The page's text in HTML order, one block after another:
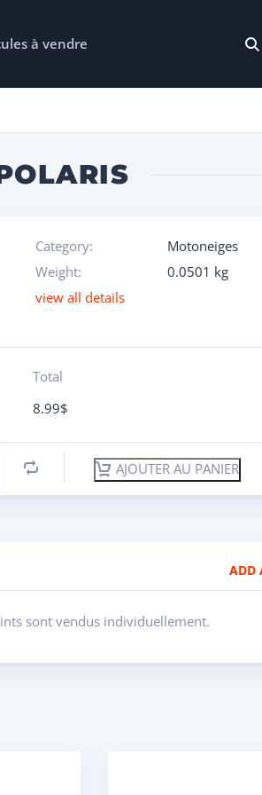
à vendre
Category:
Motoneiges
Weight:
0.0501 kg
view all details
Total
8.99$
AJOUTER AU PANIER
ADD
sont vendus individuellement.